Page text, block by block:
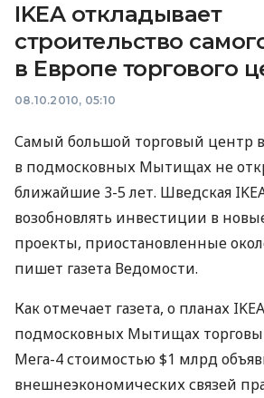
IKEA откладывает
строительство
в Европе торгового
08.10.2010, 05:10
Самый большой торговый центр
в подмосковных Мытищах не
ближайшие 3-5 лет. Шведская
возобновлять инвестиции в
проекты, приостановленные
пишет газета Ведомости.
Как отмечает газета, о планах
подмосковных Мытищах
Мега-4 стоимостью $1 млрд
внешнеэкономических связей